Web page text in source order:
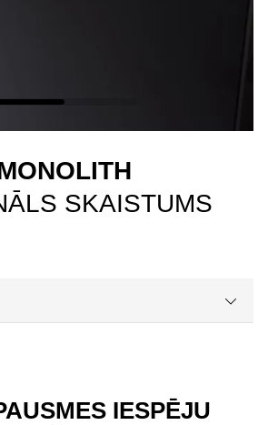
SKAISTUMS
IESPĒJU